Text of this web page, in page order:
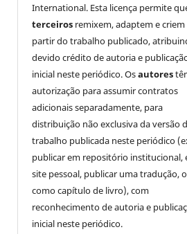
International. Esta licença permite
terceiros remixem, adaptem e criem
partir do trabalho publicado,
devido crédito de autoria e
inicial neste periódico. Osautores
autorização para assumir contratos
adicionais separadamente, para
distribuição não exclusiva da versão
trabalho publicada neste periódico
publicar em repositório institucional,
site pessoal, publicar uma tradução,
como capítulo de livro), com
reconhecimento de autoria e
inicial neste periódico.